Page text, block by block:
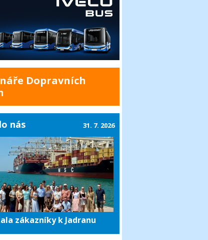
Dopravních
nás
zákazníky k Jadranu
31. 7. 2026